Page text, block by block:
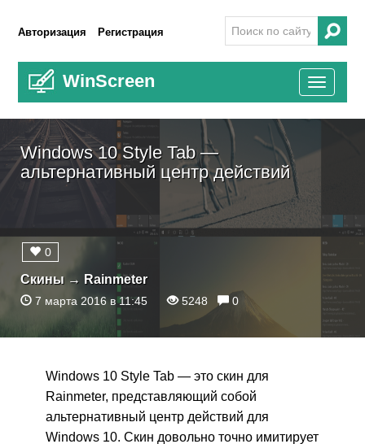
Авторизация Регистрация
WinScreen
Toggle
Windows 10 Style Tab —
альтернативный центр действий
Скины → Rainmeter
7 марта 2016 в 11:45 5248 0
0
Windows 10 Style Tab — это скин для
Rainmeter, представляющий собой
альтернативный центр действий для
Windows 10. Скин довольно точно имитирует